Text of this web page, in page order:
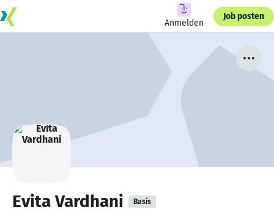
Anmelden
Job posten
Evita Vardhani Basis